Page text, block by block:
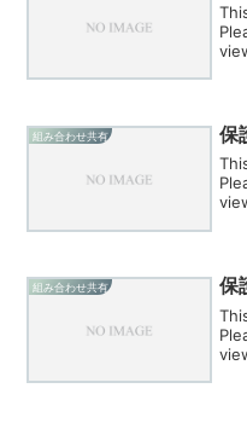
組み合わせ共有 保
組み合わせ共有 保